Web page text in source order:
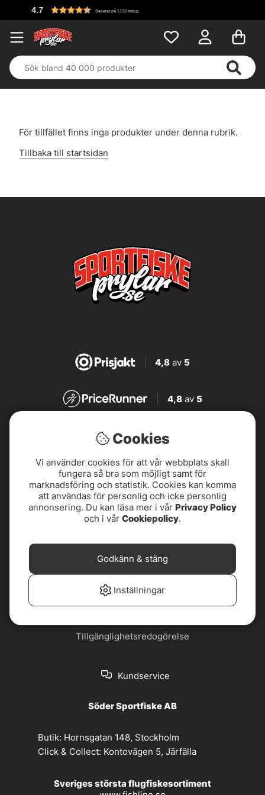
Baserat på 1153 betyg
För tillfället finns inga produkter under denna rubrik.
Tillbaka till startsidan
4,8av 5
4,8 av 5
4,7
4,7av5
leveransvillkor
Nyhetsbrev
Om oss Privacy policy
Tillgänglighetsredogörelse
Kundservice
Söder Sportfiske AB
Butik: Hornsgatan 148, Stockholm
Click & Collect: Kontovägen 5, Järfälla
Sveriges största flugfiskesortiment
Cookies
Vi använder cookies för att vår webbplats skall
fungera så bra som möjligt samt för
marknadsföring och statistik. Cookies kan komma
att användas för personlig och icke personlig
annonsering. Du kan läsa mer i vår Privacy Policy
och i vår Cookiepolicy.
Inställningar
Godkänn & stäng